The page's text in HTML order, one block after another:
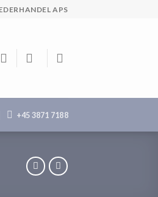
APS
+45 3871 7188